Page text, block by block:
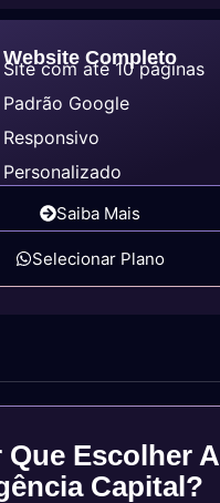
Website Completo
Site com até 10 páginas
Padrão Google
Responsivo
Personalizado
Saiba Mais
Selecionar Plano
Que Escolher A
Capital?